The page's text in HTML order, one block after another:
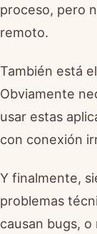
proceso, pero
remoto.
También está
Obviamente
usar estas
con conexión
Y finalmente,
problemas
causan bugs,